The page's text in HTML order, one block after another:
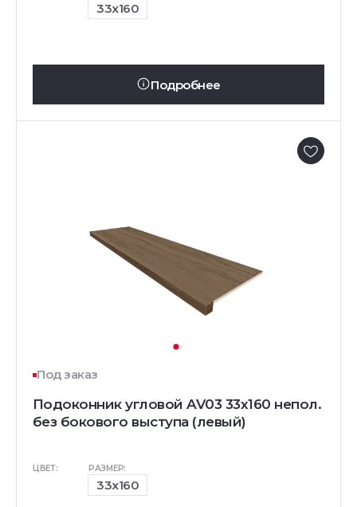
33x160
Подробнее
Под заказ
Подоконник угловой AV03 33х160 непол.
без бокового выступа (левый)
ЦВЕТ: РАЗМЕР:
33x160